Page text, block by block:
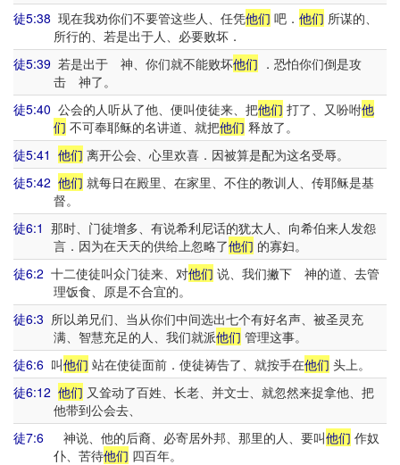
徒5:38 现在我劝你们不要管这些人、任凭他们 吧． 他们 所谋的、
所行的、若是出于人、必要败坏．
徒5:39 若是出于 神、你们就不能败坏他们 ．恐怕你们倒是攻
击 神了。
徒5:40 公会的人听从了他、便叫使徒来、把他们 打了、又吩咐他
们 不可奉耶稣的名讲道、就把他们 释放了。
徒5:41 他们 离开公会、心里欢喜．因被算是配为这名受辱。
徒5:42 他们 就每日在殿里、在家里、不住的教训人、传耶稣是基
督。
徒6:1 那时、门徒增多、有说希利尼话的犹太人、向希伯来人发怨
言．因为在天天的供给上忽略了他们 的寡妇。
徒6:2 十二使徒叫众门徒来、对他们 说、我们撇下 神的道、去管
理饭食、原是不合宜的。
徒6:3 所以弟兄们、当从你们中间选出七个有好名声、被圣灵充
满、智慧充足的人、我们就派他们 管理这事。
徒6:6 叫他们 站在使徒面前．使徒祷告了、就按手在他们 头上。
徒6:12 他们 又耸动了百姓、长老、并文士、就忽然来捉拿他、把
他带到公会去、
徒7:6 神说、他的后裔、必寄居外邦、那里的人、要叫他们 作奴
仆、苦待他们 四百年。